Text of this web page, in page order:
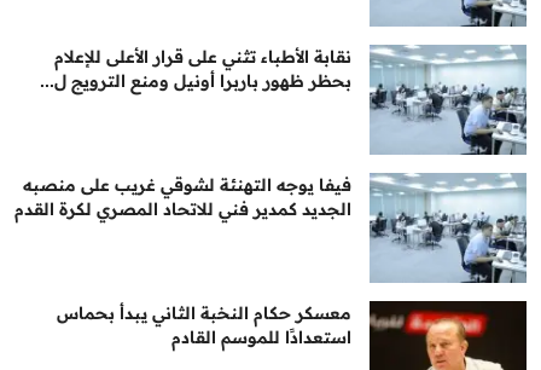
نقابة الأطباء تثني على قرار الأعلى للإعلام
بحظر ظهور باربرا أونيل ومنع الترويج ل...
فيفا يوجه التهنئة لشوقي غريب على منصبه
الجديد كمدير فني للاتحاد المصري لكرة القدم
معسكر حكام النخبة الثاني يبدأ بحماس
استعدادًا للموسم القادم